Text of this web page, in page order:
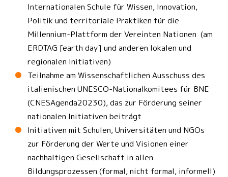
Internationalen Schule für Wissen, Innovation,
Politik und territoriale Praktiken für die
Millennium-Plattform der Vereinten Nationen (am
ERDTAG [earth day] und anderen lokalen und
regionalen Initiativen)
Teilnahme am Wissenschaftlichen Ausschuss des
italienischen UNESCO-Nationalkomitees für BNE
(CNESAgenda20230), das zur Förderung seiner
nationalen Initiativen beiträgt
Initiativen mit Schulen, Universitäten und NGOs
zur Förderung der Werte und Visionen einer
nachhaltigen Gesellschaft in allen
Bildungsprozessen (formal, nicht formal, informell)